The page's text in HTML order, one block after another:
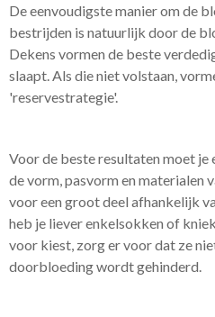
De eenvoudigste manier om de
bestrijden is natuurlijk door de
Dekens vormen de beste
slaapt. Als die niet volstaan,
'reservestrategie'.
Voor de beste resultaten moet je
de vorm, pasvorm en materialen
voor een groot deel afhankelijk
heb je liever enkelsokken of
voor kiest, zorg er voor dat ze
doorbloeding wordt gehinderd.